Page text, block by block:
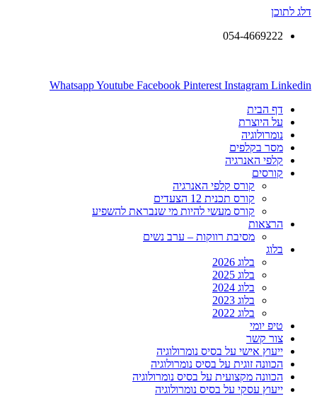
דלג לתוכן
054-4669222
WhatsappYoutube Facebook Pinterest Instagram Linkedin
דף הבית
על היוצרת
נומרולוגיה
מסר בקלפים
קלפי האנרגיה
קורסים
קורס קלפי האנרגיה
קורס תכנית 12 הצעדים
קורס מעשי להיות מי שנבראת להשפיע
הרצאות
מסיבת רווקות – ערב נשים
בלוג
בלוג 2026
בלוג 2025
בלוג 2024
בלוג 2023
בלוג 2022
טיפ יומי
צור קשר
ייעוץ אישי על בסיס נומרולוגיה
הכוונה זוגית על בסיס נומרולוגיה
הכוונה מקצועית על בסיס נומרולוגיה
ייעוץ עסקי על בסיס נומרולוגיה